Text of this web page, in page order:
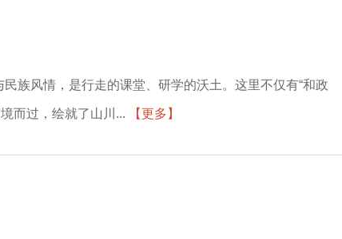
族风情，是行走的课堂、研学的沃土。这里不仅有“和政
而过，绘就了山川... 【更多】